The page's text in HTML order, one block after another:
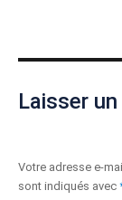
Laisser
Votre adresse e-
sont indiqués avec